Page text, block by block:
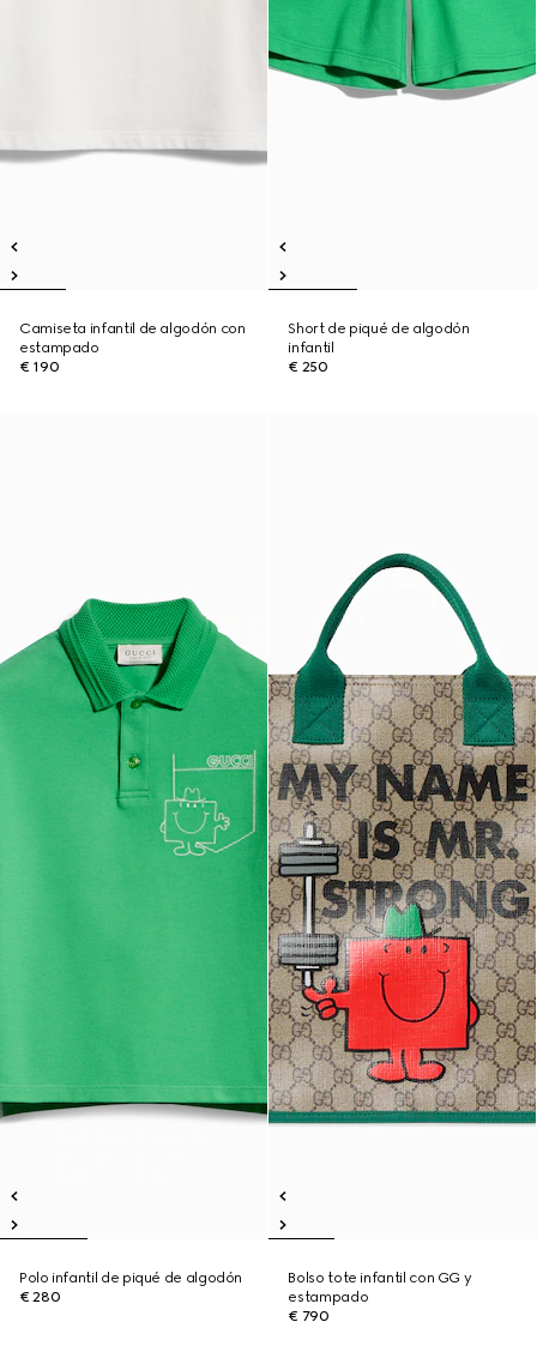
Camiseta infantil de algodón con
estampado
€ 190
Short de piqué de algodón
infantil
€ 250
Polo infantil de piqué de algodón
€ 280
Bolso tote infantil con GG y
estampado
€ 790